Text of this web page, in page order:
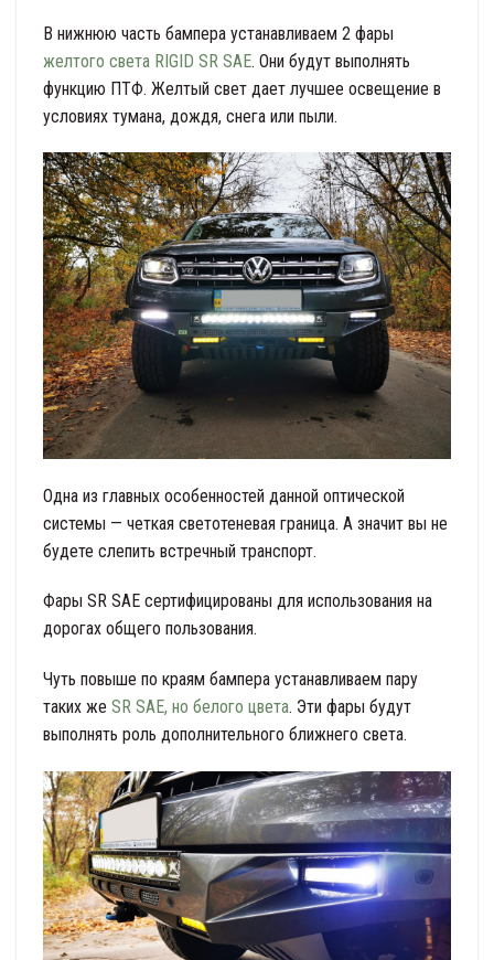
В нижнюю часть бампера устанавливаем 2 фары
желтого света RIGID SR SAE. Они будут выполнять
функцию ПТФ. Желтый свет дает лучшее освещение в
условиях тумана, дождя, снега или пыли.
Одна из главных особенностей данной оптической
системы — четкая светотеневая граница. А значит вы не
будете слепить встречный транспорт.
Фары SR SAE сертифицированы для использования на
дорогах общего пользования.
Чуть повыше по краям бампера устанавливаем пару
таких же SR SAE, но белого цвета. Эти фары будут
выполнять роль дополнительного ближнего света.